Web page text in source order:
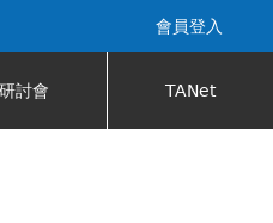
會員登入
研討會 TANet